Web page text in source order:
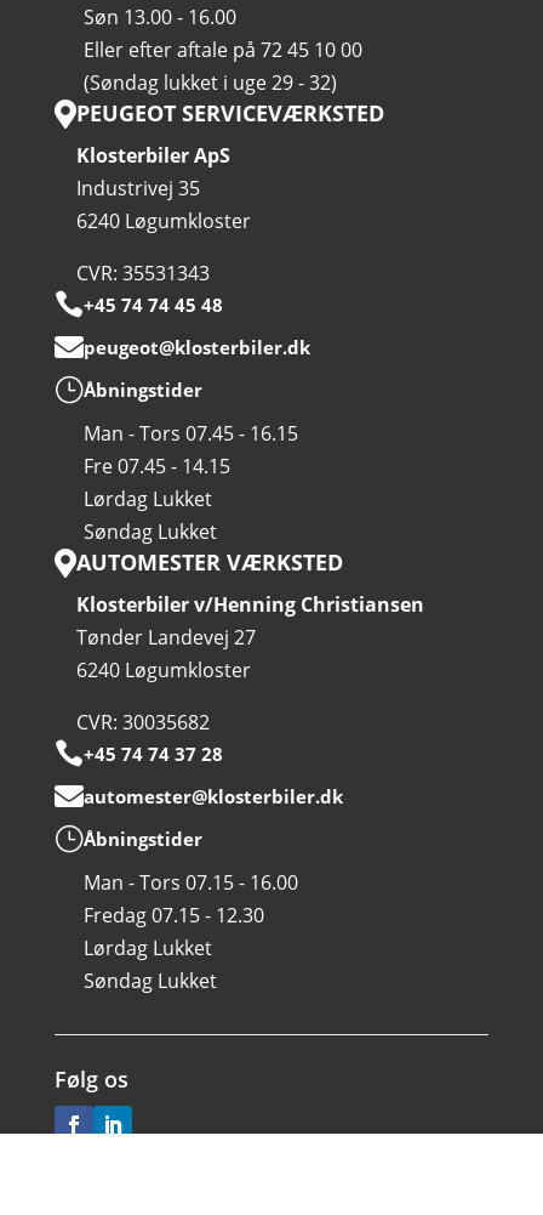
Søn 13.00 - 16.00
Eller efter aftale på 72 45 10 00
(Søndag lukket i uge 29 - 32)
PEUGEOT SERVICEVÆRKSTED
Klosterbiler ApS
Industrivej 35
6240 Løgumkloster
CVR: 35531343
+45 74 74 45 48
peugeot@klosterbiler.dk
}Åbningstider
Man - Tors 07.45 - 16.15
Fre 07.45 - 14.15
Lørdag Lukket
Søndag Lukket
AUTOMESTER VÆRKSTED
Klosterbiler v/Henning Christiansen
Tønder Landevej 27
6240 Løgumkloster
CVR: 30035682
+45 74 74 37 28
automester@klosterbiler.dk
}Åbningstider
Man - Tors 07.15 - 16.00
Fredag 07.15 - 12.30
Lørdag Lukket
Søndag Lukket
Følg os